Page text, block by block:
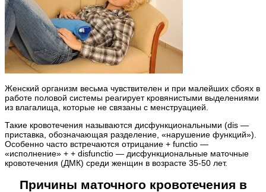
Женский организм весьма чувствителен и при малейших сбоях в
работе половой системы реагирует кровянистыми выделениями
из влагалища, которые не связаны с менструацией.
Такие кровотечения называются дисфункциональными (dis —
приставка, обозначающая разделение, «нарушение функций»).
Особенно часто встречаются отрицание + functio —
«исполнение» + + disfunctio — дисфункциональные маточные
кровотечения (ДМК) среди женщин в возрасте 35-50 лет.
Причины маточного кровотечения в